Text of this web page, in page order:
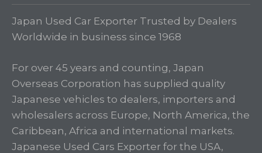
Japan Used Car Exporter Trusted by Dealers
Worldwide in business since 1968
For over 45 years and counting, Japan
Overseas Corporation has supplied quality
Japanese vehicles to dealers, importers and
wholesalers across Europe, North America, the
Caribbean, Africa and international markets.
Japanese Used Cars Exporter for the USA,